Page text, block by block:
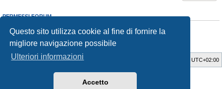
Questo sito utilizza cookie al fine di fornire la
migliore navigazione possibile
Ulteriori informazioni
Accetto
PERMESSI FORUM
Non puoirispondere negli argomenti
Non puoi
modificare i tuoi messaggi
Non puoicancellare i tuoi messaggi
Indice UTC+02:00
GTA game
phpBB® Forum Software © phpBB Limited